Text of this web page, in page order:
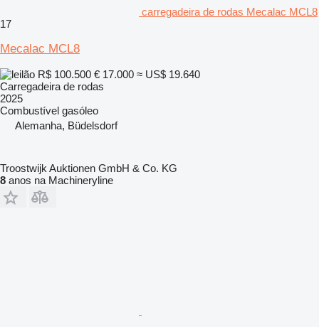
carregadeira de rodas Mecalac MCL8
17
Mecalac MCL8
R$ 100.500 € 17.000 ≈ US$ 19.640
Carregadeira de rodas
2025
Combustível gasóleo
Alemanha, Büdelsdorf
Troostwijk Auktionen GmbH & Co. KG
8 anos na Machineryline